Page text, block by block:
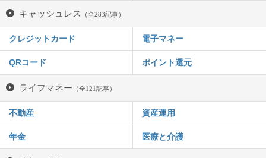
キャッシュレス （全283記事）
クレジットカード 電子マネー
QRコード ポイント還元
ライフマネー （全121記事）
不動産 資産運用
年金 医療と介護